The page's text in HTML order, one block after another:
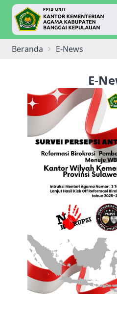
Beranda E-News
E-